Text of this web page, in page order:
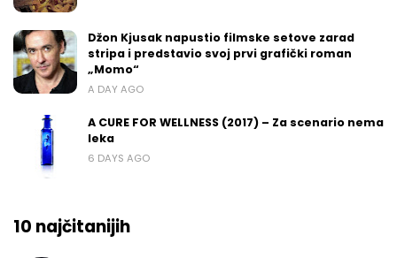
Džon Kjusak napustio filmske setove zarad
stripa i predstavio svoj prvi grafički roman
„Momo“
A DAY AGO
A CURE FOR WELLNESS (2017) – Za scenario nema
leka
6 DAYS AGO
10 najčitanijih